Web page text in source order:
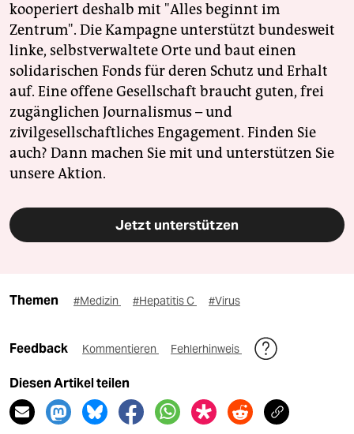
kooperiert deshalb mit "Alles beginnt im
Zentrum". Die Kampagne unterstützt bundesweit
linke, selbstverwaltete Orte und baut einen
solidarischen Fonds für deren Schutz und Erhalt
auf. Eine offene Gesellschaft braucht guten, frei
zugänglichen Journalismus – und
zivilgesellschaftliches Engagement. Finden Sie
auch? Dann machen Sie mit und unterstützen Sie
unsere Aktion.
Jetzt unterstützen
Themen #Medizin #Hepatitis C #Virus
Feedback Kommentieren Fehlerhinweis
Diesen Artikel teilen